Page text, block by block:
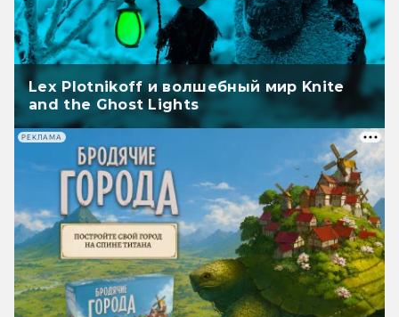
Lex Plotnikoff и волшебный мир Knite
and the Ghost Lights
РЕКЛАМА